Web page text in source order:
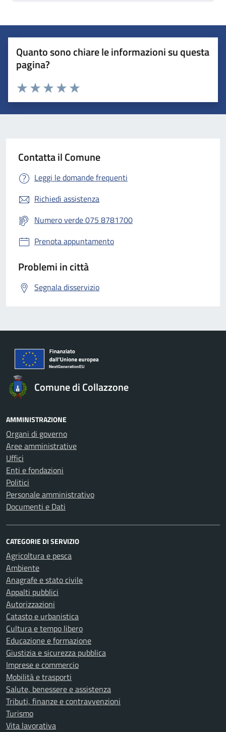
Quanto sono chiare le informazioni su questa
pagina?
Valuta 5 stelle su 5
Valuta 4 stelle su 5
Valuta 3 stelle su 5
Valuta 2 stelle su 5
Valuta 1 stelle su 5
Contatta il Comune
Leggi le domande frequenti
Richiedi assistenza
Numero verde 075 8781700
Prenota appuntamento
Problemi in città
Segnala disservizio
Comune di Collazzone
AMMINISTRAZIONE
Organi di governo
Aree amministrative
Uffici
Enti e fondazioni
Politici
Personale amministrativo
Documenti e Dati
CATEGORIE DI SERVIZIO
Agricoltura e pesca
Ambiente
Anagrafe e stato civile
Appalti pubblici
Autorizzazioni
Catasto e urbanistica
Cultura e tempo libero
Educazione e formazione
Giustizia e sicurezza pubblica
Imprese e commercio
Mobilità e trasporti
Salute, benessere e assistenza
Tributi, finanze e contravvenzioni
Turismo
Vita lavorativa